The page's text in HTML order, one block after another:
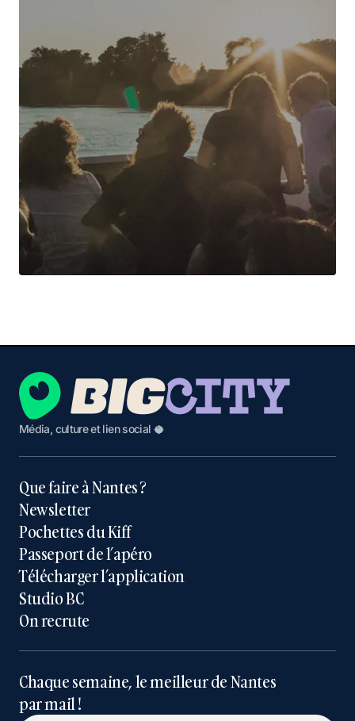
Média, culture et lien social 🥥
Que faire à Nantes ?
Newsletter
Pochettes du Kiff
Passeport de l’apéro
Télécharger l’application
Studio BC
On recrute
Chaque semaine, le meilleur de Nantes
par mail !